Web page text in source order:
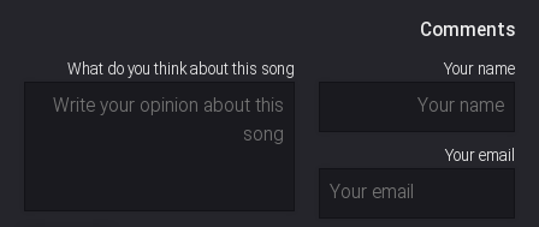
Comments
Your name
Your email
What do you think about this song